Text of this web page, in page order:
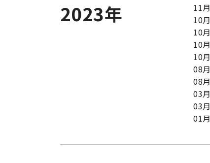
2023年
11
10
10
10
10
08
08
03
03
01